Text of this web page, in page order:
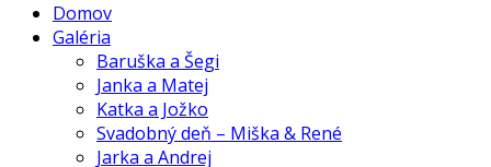
Domov
Galéria
Baruška a Šegi
Janka a Matej
Katka a Jožko
Svadobný deň – Miška & René
Jarka a Andrej